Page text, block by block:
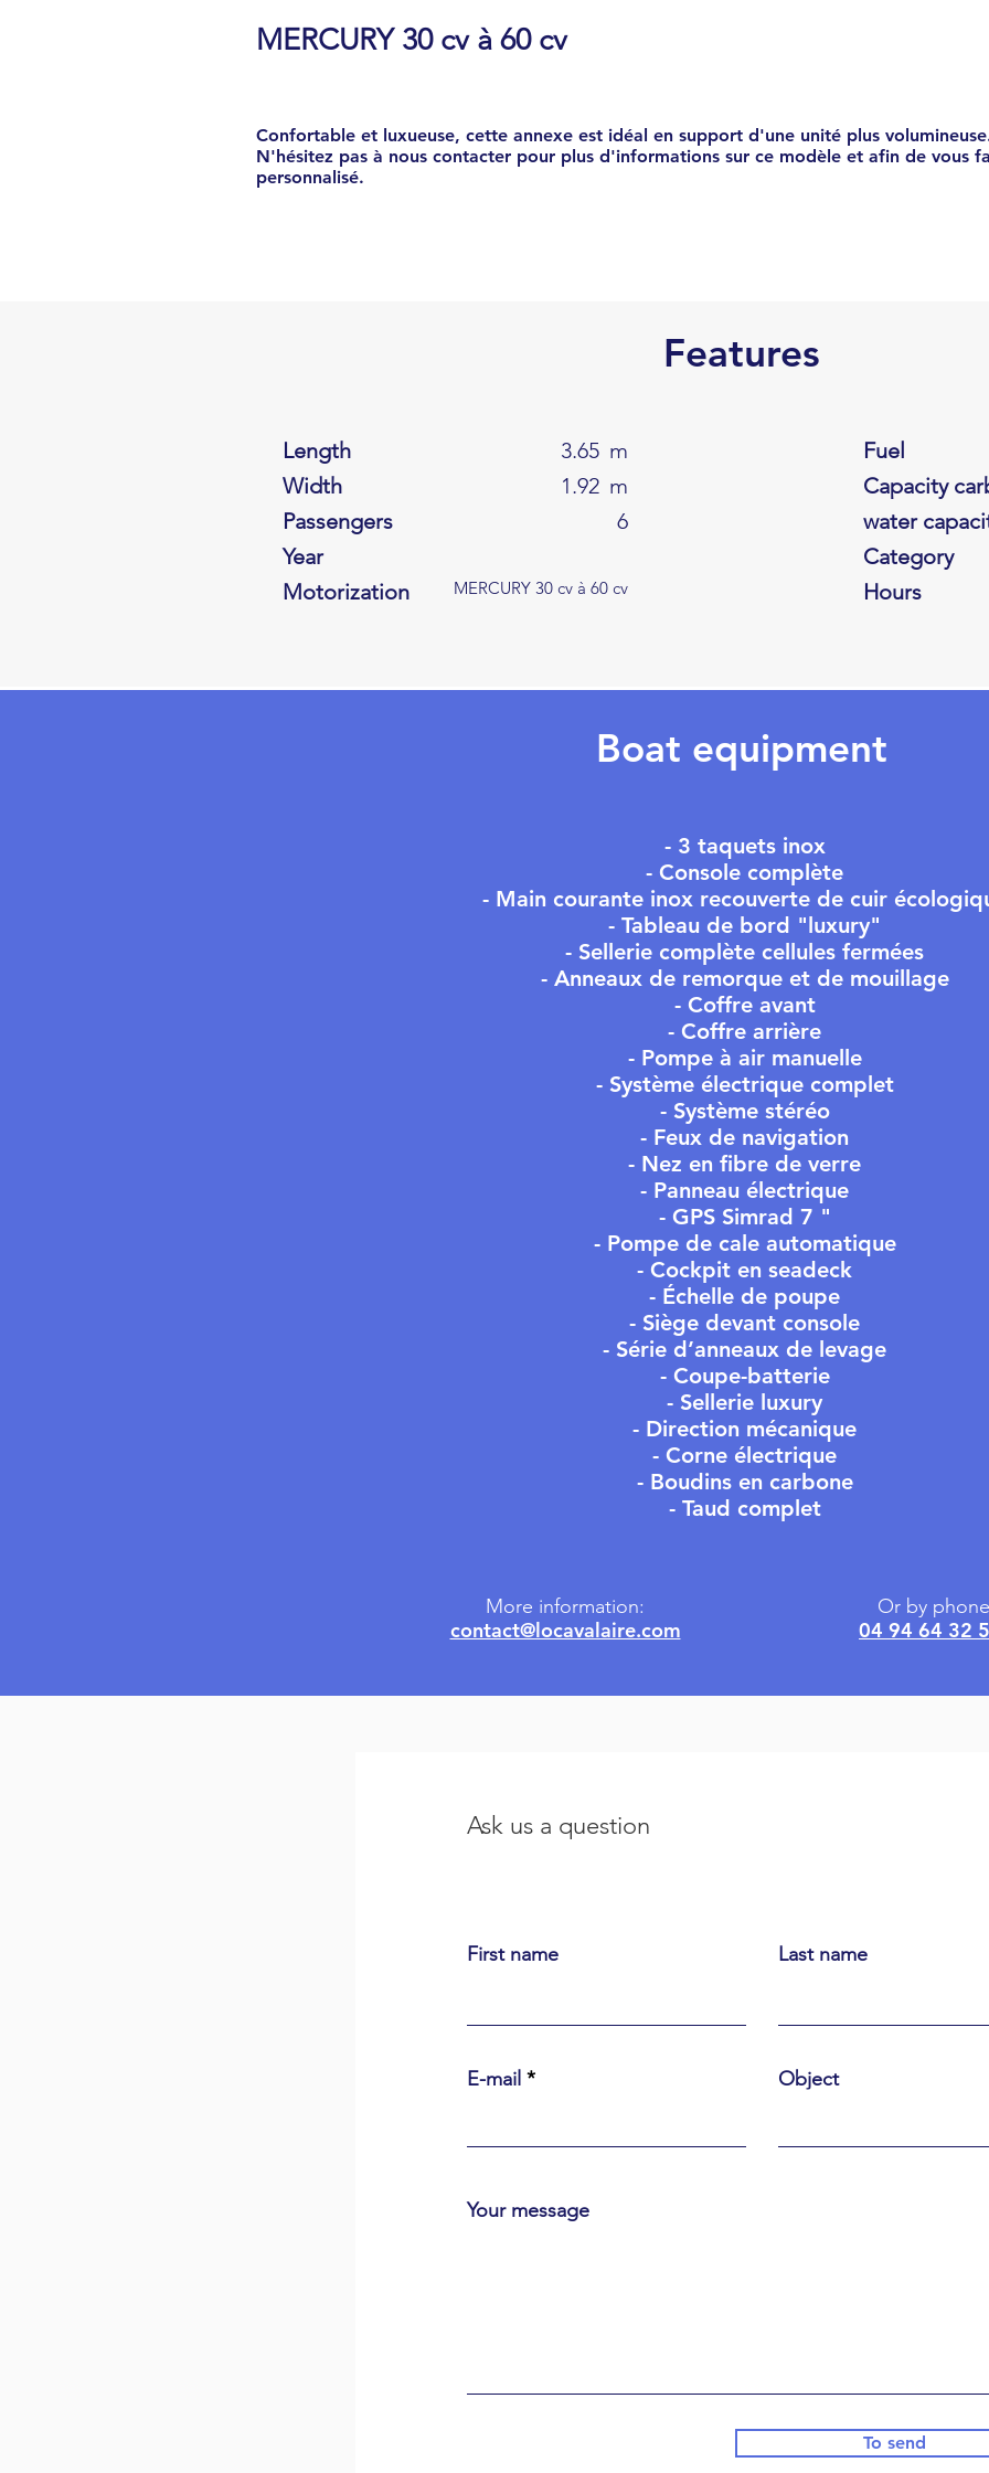
MERCURY 30 cv à 60 cv
Confortable et luxueuse, cette annexe est idéal en support d'une unité plus
N'hésitez pas à nous contacter pour plus d'informations sur ce modèle et afin de vous
personnalisé.
Features
Length m
3.65
Width
m
1.92
Passengers
6
Year
Motorization
MERCURY 30 cv à 60 cv
Fuel
Capacity
water
Category
Hours
Boat equipment
- 3 taquets inox
- Console complète
- Main courante inox recouverte de cuir
- Tableau de bord "luxury"
- Sellerie complète cellules fermées
- Anneaux de remorque et de mouillage
- Coffre avant
- Coffre arrière
- Pompe à air manuelle
- Système électrique complet
- Système stéréo
- Feux de navigation
- Nez en fibre de verre
- Panneau électrique
- GPS Simrad 7 "
- Pompe de cale automatique
- Cockpit en seadeck
- Échelle de poupe
- Siège devant console
- Série d’anneaux de levage
- Coupe-batterie
- Sellerie luxury
- Direction mécanique
- Corne électrique
- Boudins en carbone
- Taud complet
More information:
contact@locavalaire.com
Or by
04 94 64 32
Ask us a question
First name Last name
E-mail Object
Your message
To send